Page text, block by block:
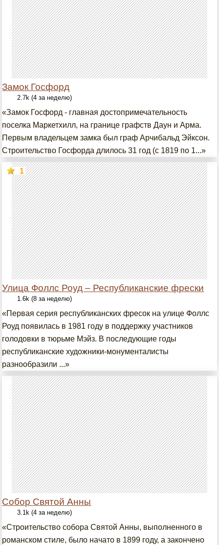
Замок Госфорд
2.7k (4 за неделю)
«Замок Госфорд - главная достопримечательность
поселка Маркетхилл, на границе графств Даун и Арма.
Первым владельцем замка был граф Арчибальд Эйксон.
Строительство Госфорда длилось 31 год (с 1819 по 1...»
Улица Фоллc Роуд – Республиканские фрески
1
1.6k (8 за неделю)
«Первая серия республиканских фресок на улице Фоллс
Роуд появилась в 1981 году в поддержку участников
голодовки в тюрьме Мэйз. В последующие годы
республиканские художники-монументалисты
разнообразили ...»
Собор Святой Анны
3.1k (4 за неделю)
«Строительство собора Святой Анны, выполненного в
романском стиле, было начато в 1899 году, а закончено